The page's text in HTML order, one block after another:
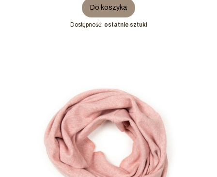
Do koszyka
Dostępność: ostatnie sztuki